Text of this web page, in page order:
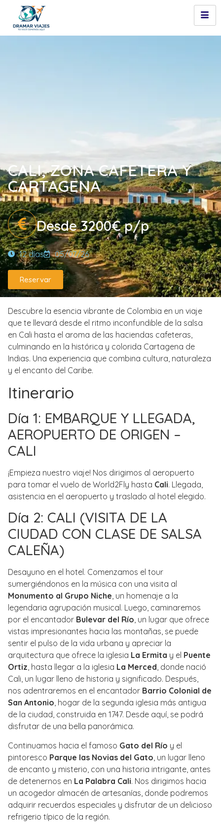
CALI, ZONA CAFETERA Y
CARTAGENA
Desde 3200€ p/p
12 días 05/07/26
Reservar
Descubre la esencia vibrante de Colombia en un viaje
que te llevará desde el ritmo inconfundible de la salsa
en Cali hasta el aroma de las haciendas cafeteras,
culminando en la histórica y colorida Cartagena de
Indias. Una experiencia que combina cultura, naturaleza
y el encanto del Caribe.
Itinerario
Día 1: EMBARQUE Y LLEGADA,
AEROPUERTO DE ORIGEN –
CALI
¡Empieza nuestro viaje! Nos dirigimos al aeropuerto
para tomar el vuelo de World2Fly hasta Cali. Llegada,
asistencia en el aeropuerto y traslado al hotel elegido.
Día 2: CALI (VISITA DE LA
CIUDAD CON CLASE DE SALSA
CALEÑA)
Desayuno en el hotel. Comenzamos el tour
sumergiéndonos en la música con una visita al
Monumento al Grupo Niche, un homenaje a la
legendaria agrupación musical. Luego, caminaremos
por el encantador Bulevar del Río, un lugar que ofrece
vistas impresionantes hacia las montañas, se puede
sentir el pulso de la vida urbana y apreciar la
arquitectura que ofrece la iglesia La Ermita y el Puente
Ortiz, hasta llegar a la iglesia La Merced, donde nació
Cali, un lugar lleno de historia y significado. Después,
nos adentraremos en el encantador Barrio Colonial de
San Antonio, hogar de la segunda iglesia más antigua
de la ciudad, construida en 1747. Desde aquí, se podrá
disfrutar de una bella panorámica.
Continuamos hacia el famoso Gato del Río y el
pintoresco Parque las Novias del Gato , un lugar lleno
de encanto y misterio, con una historia intrigante, antes
de detenernos en La Palabra Cali. Nos dirigimos hacia
un acogedor almacén de artesanías, donde podremos
adquirir recuerdos especiales y disfrutar de un delicioso
refrigerio típico de la región.